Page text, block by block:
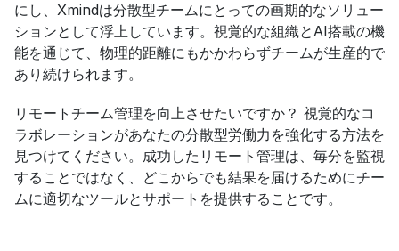
にし、Xmindは分散型チームにとっての画期的なソリュー
ションとして浮上しています。視覚的な組織とAI搭載の機
能を通じて、物理的距離にもかかわらずチームが生産的で
あり続けられます。
リモートチーム管理を向上させたいですか？ 視覚的なコ
ラボレーションがあなたの分散型労働力を強化する方法を
見つけてください。成功したリモート管理は、毎分を監視
することではなく、どこからでも結果を届けるためにチー
ムに適切なツールとサポートを提供することです。